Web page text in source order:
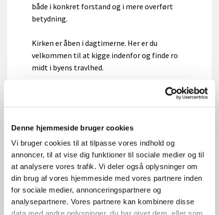
Denne hjemmeside bruger cookies
Vi bruger cookies til at tilpasse vores indhold og
annoncer, til at vise dig funktioner til sociale medier og til
at analysere vores trafik. Vi deler også oplysninger om
din brug af vores hjemmeside med vores partnere inden
for sociale medier, annonceringspartnere og
analysepartnere. Vores partnere kan kombinere disse
data med andre oplysninger, du har givet dem, eller som
både i konkret forstand og i mere overført
betydning.
Kirken er åben i dagtimerne. Her er du
velkommen til at kigge indenfor og finde ro
midt i byens travlhed.
Vi opsøger alle aldersgrupper og gør dem
aktive i kirkens liv og vækst.
En kirke, der rækker hånden ud
Vi engagerer folk og får dem til at opleve, at
kirken er imødekommende, levende,
rummelig og en styrke i hverdagen.
En kirke, der åbner evangeliet